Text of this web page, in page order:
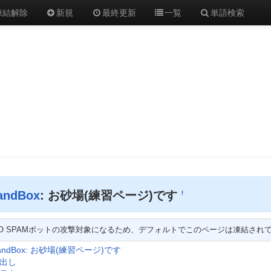
結解除 新規 最終更新 一覧 単語検索
: お砂場(練習ページ)です†
SPAMボットの攻撃対象になるため、デフォルトでこのページは凍結されて
お砂場(練習ページ)です
し